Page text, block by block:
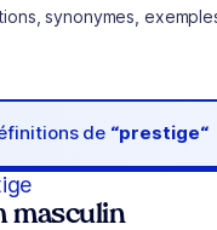
synonymes,
de “prestige“
masculin